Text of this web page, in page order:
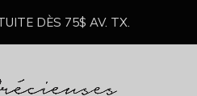
DÈS 75$ AV. TX.